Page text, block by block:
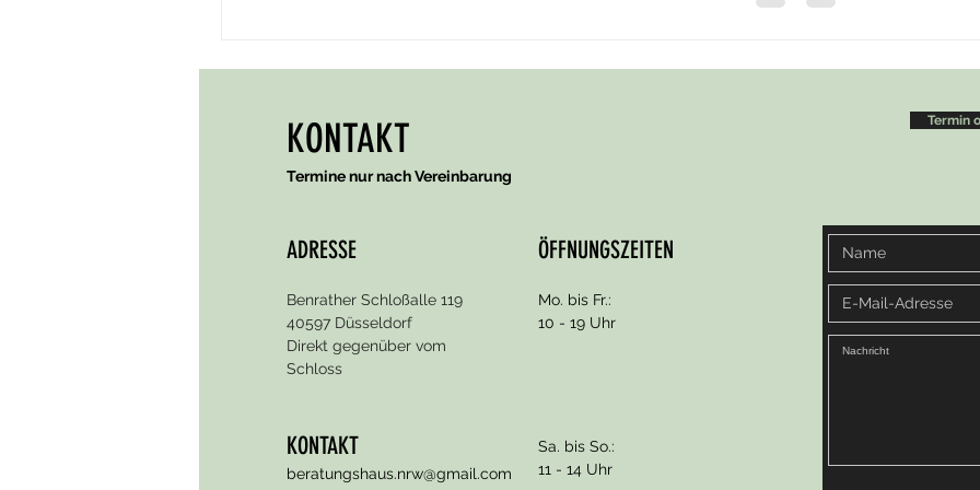
KONTAKT
ADRESSE
Benrather Schloßalle 119
40597 Düsseldorf
Direkt gegenüber vom
Schloss
ÖFFNUNGSZEITEN
Mo. bis Fr.:
10 - 19 Uhr
KONTAKT
beratungshaus.nrw@gmail.com
Sa. bis So.:
11 - 14 Uhr
Termin
Termine nur nach Vereinbarung